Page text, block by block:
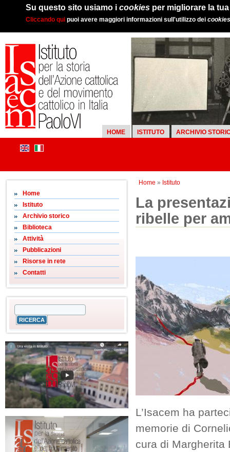
Su questo sito usiamo i cookies per migliorare la
Cliccando qui puoi avere maggiori informazioni sull'utilizzo dei cookies
HOME ISTITUTO ARCHIVIO
Home » Istituto
Home
Istituto
Archivio storico
Biblioteca
Attività
Pubblicazioni
Risorse in rete
Contatti
La
ribelle per
L’Isacem ha
memorie di
cura di Margherita